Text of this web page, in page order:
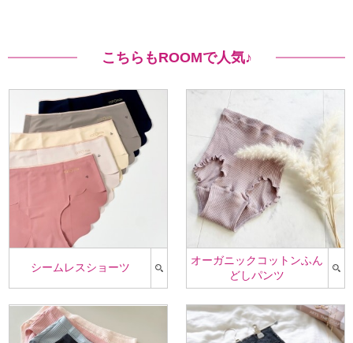
こちらもROOMで人気♪
シームレスショーツ
オーガニックコットンふん
どしパンツ